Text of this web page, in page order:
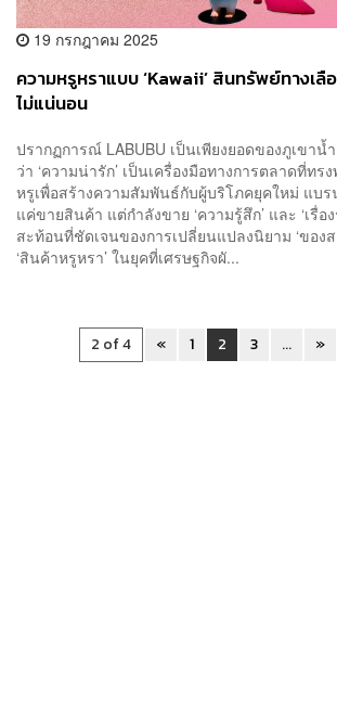
19 กรกฎาคม 2025
ความหรูหราแบบ ‘Kawaii’ สินทรัพย์ทางเ
ไม่แน่นอน
ปรากฏการณ์ LABUBU เป็นเพียงยอดของภูเขาน้
ว่า ‘ความน่ารัก’ เป็นเครื่องมือทางการตลาดที่ท
หรูเพื่อสร้างความสัมพันธ์กับผู้บริโภคยุคใหม่ แบร
แค่ขายสินค้า แต่กำลังขาย ‘ความรู้สึก’ และ ‘เรื่อ
สะท้อนที่ชัดเจนของการเปลี่ยนแปลงนิยาม ‘ของ
‘สินค้าหรูหรา’ ในยุคที่เศรษฐกิจผั...
2 of 4 « 1 2 3 ... »